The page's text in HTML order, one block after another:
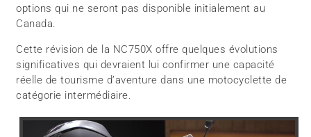
options qui ne seront pas disponible initialement au
Canada.
Cette révision de la NC750X offre quelques évolutions
significatives qui devraient lui confirmer une capacité
réelle de tourisme d’aventure dans une motocyclette de
catégorie intermédiaire.